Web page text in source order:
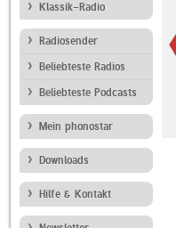
Klassik-Radio
Radiosender
Beliebteste Radios
Beliebteste Podcasts
Mein phonostar
Downloads
Hilfe & Kontakt
laut.fm zipfelalm